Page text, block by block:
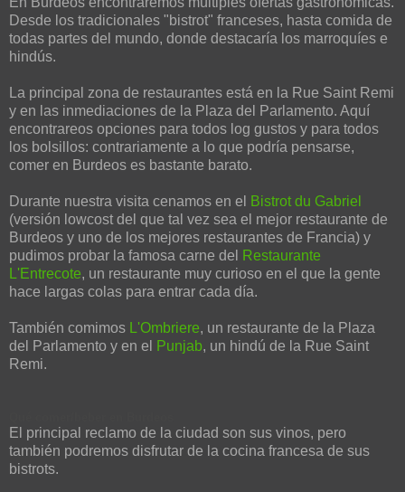
Desde los tradicionales "bistrot" franceses, hasta comida de
todas partes del mundo, donde destacaría los marroquíes e
hindús.
La principal zona de restaurantes está en la Rue Saint Remi
y en las inmediaciones de la Plaza del Parlamento. Aquí
encontrareos opciones para todos log gustos y para todos
los bolsillos: contrariamente a lo que podría pensarse,
comer en Burdeos es bastante barato.
Durante nuestra visita cenamos en el
Bistrot du Gabriel
(versión lowcost del que tal vez sea el mejor restaurante de
Burdeos y uno de los mejores restaurantes de Francia) y
pudimos probar la famosa carne del
Restaurante
L'Entrecote, un restaurante muy curioso en el que la gente
hace largas colas para entrar cada día.
También comimos L'Ombriere, un restaurante de la Plaza
del Parlamento y en el
Punjab, un hindú de la Rue Saint
Remi.
El principal reclamo de la ciudad son sus vinos, pero
también podremos disfrutar de la cocina francesa de sus
bistrots.